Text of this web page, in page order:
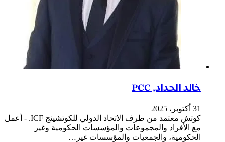
خالد الحداد, PCC
31 أكتوبر، 2025
كوتش معتمد من طرف الاتحاد الدولي للكوتشينج ICF. - أعمل
مع الأفراد والمجموعات والمؤسسات الحكومية وغير
الحكومية، والجمعيات والمؤسسات غير…